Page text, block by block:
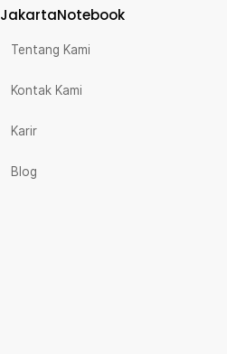
JakartaNotebook
Tentang Kami
Kontak Kami
Karir
Blog